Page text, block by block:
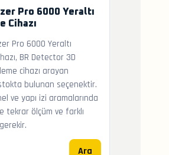
Pro 6000 Yeraltı
Cihazı
Pro 6000 Yeraltı
BR Detector 3D
cihazı arayan
stokta bulunan seçenektir.
ve yapı izi aramalarında
tekrar ölçüm ve farklı
Ara